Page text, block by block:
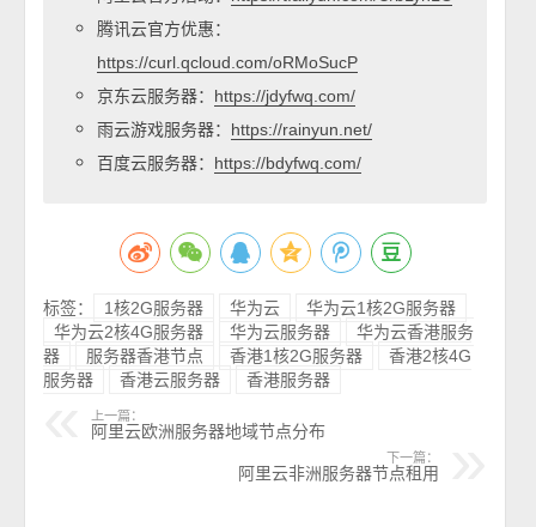
腾讯云官方优惠：
https://curl.qcloud.com/oRMoSucP
京东云服务器： https://jdyfwq.com/
雨云游戏服务器： https://rainyun.net/
百度云服务器： https://bdyfwq.com/
标签： 1核2G服务器 华为云
华为云1核2G服务器
华为云2核4G服务器
华为云服务器
华为云香港服务
器
服务器香港节点 香港1核2G服务器
香港2核4G
服务器
香港云服务器 香港服务器
上一篇：
阿里云欧洲服务器地域节点分布
下一篇：
阿里云非洲服务器节点租用